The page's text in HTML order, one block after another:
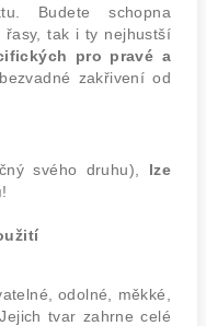
Budete schopna
tak i ty nejhustší
pro pravé a
zakřivení od
svého druhu), lze
!
odolné, měkké,
tvar zahrne celé